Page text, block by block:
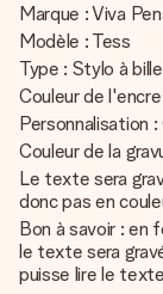
Marque : Viva
Modèle : Tess
Type : Stylo à bille
Couleur de
Personnalisation :
Couleur de la
Le texte sera
donc pas en
Bon à savoir : en
le texte sera
puisse lire le